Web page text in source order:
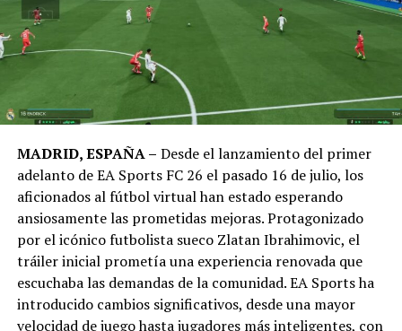
MADRID, ESPAÑA – Desde el lanzamiento del primer
adelanto de EA Sports FC 26 el pasado 16 de julio, los
aficionados al fútbol virtual han estado esperando
ansiosamente las prometidas mejoras. Protagonizado
por el icónico futbolista sueco Zlatan Ibrahimovic, el
tráiler inicial prometía una experiencia renovada que
escuchaba las demandas de la comunidad. EA Sports ha
introducido cambios significativos, desde una mayor
velocidad de juego hasta jugadores más inteligentes, con